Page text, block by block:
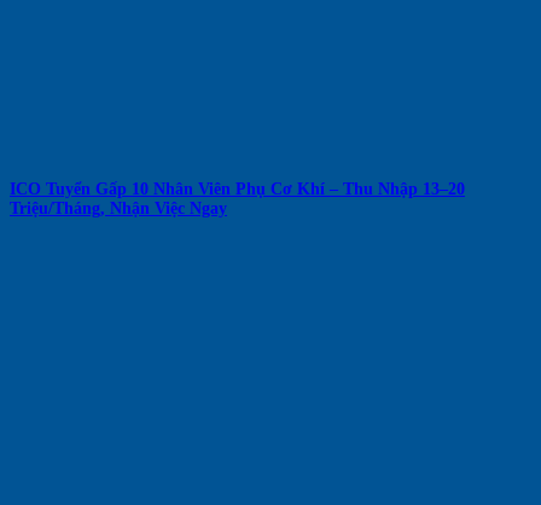
ICO Tuyển Gấp 10 Nhân Viên Phụ Cơ Khí – Thu Nhập 13–20
Triệu/Tháng, Nhận Việc Ngay